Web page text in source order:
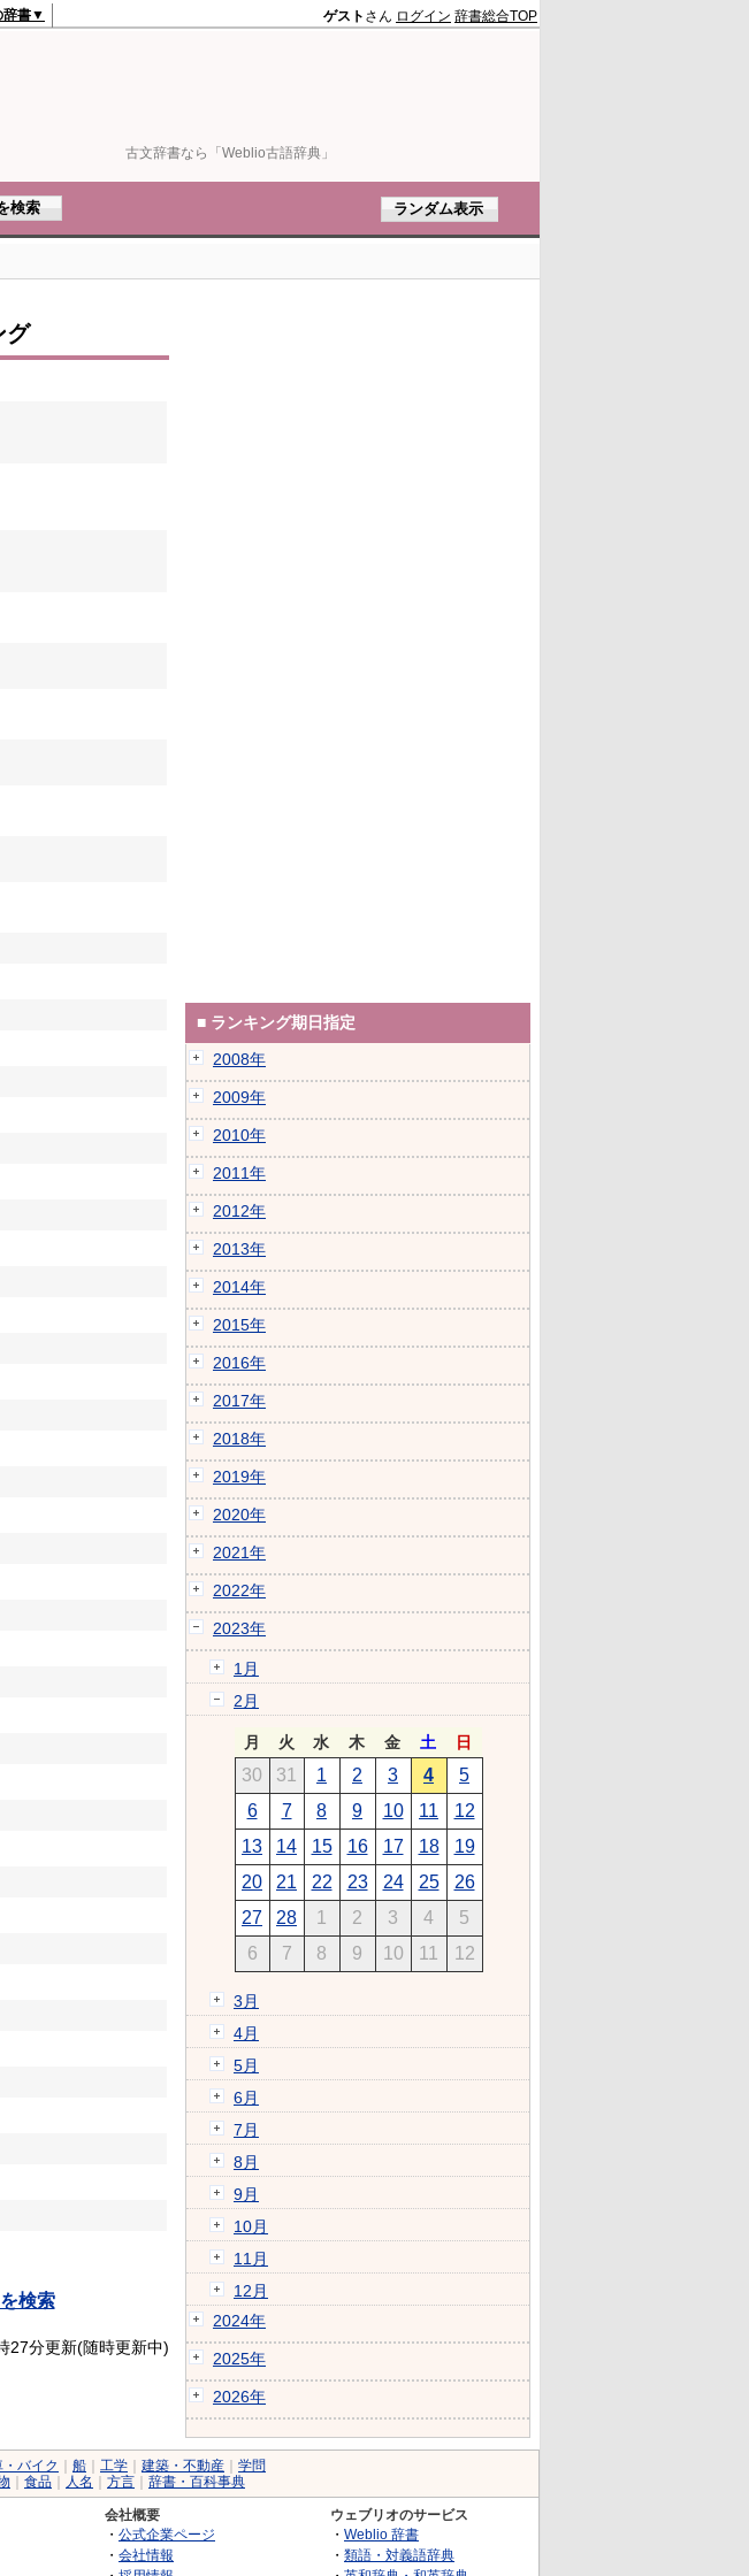
古文辞書なら「Weblio古語辞典」
辞書▼ ゲスト さん ログイン 辞書総合TOP
グ
検索
27分更新(随時更新中)
■ ランキング期日指定
2008年
2009年
2010年
2011年
2012年
2013年
2014年
2015年
2016年
2017年
2018年
2019年
2020年
2021年
2022年
2023年
1月
2月
月 火 水 木 金 土 日
30 31 1 2 3 4
5
6
7 8 9 10 11
12
13
14 15 16 17 18
19
20
21 22 23 24 25
26
27
28 1 2 3 4
5
6
7 8 9 10 11 12
3月
4月
5月
6月
7月
8月
9月
10月
11月
12月
2024年
2025年
2026年
・バイク 船 工学 建築・不動産
学問
食品 人名 方言 辞書・百科事典
会社概要
・ 公式企業ページ
・ 会社情報
ウェブリオのサービス
・ Weblio 辞書
・ 類語・対義語辞典